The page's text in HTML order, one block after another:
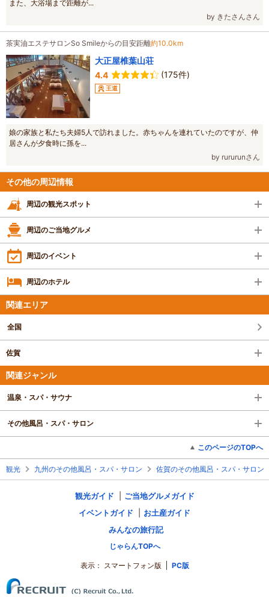
また、大浴場まで距離が...
by きたさんさん
茶実油エステサロンSo Smileからの目安距離約10.0km
大正屋椎葉山荘
4.4
(175件)
王道
娘の家族と私たち夫婦5人で訪れました。赤ちゃんを連れていたのですが、仲
居さんが夕食時に孫を...
by rururunさん
その他の周辺情報
周辺の観光スポット
周辺のご当地グルメ
周辺のイベント
周辺のホテル
関連エリア
全国
佐賀
関連ジャンル
温泉・スパ・サウナ
その他風呂・スパ・サロン
このページのTOPへ
観光 九州のその他風呂・スパ・サロン 佐賀のその他風呂・スパ・サロン
観光ガイド
ご当地グルメガイド
イベントガイド
お土産ガイド
みんなの旅行記
じゃらんTOPへ
表示： スマートフォン版 PC版